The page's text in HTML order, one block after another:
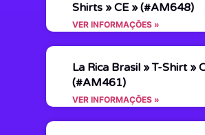
Shirts » CE » (#AM648)
VER INFORMAÇÕES »
La Rica Brasil » T-Shirt »
(#AM461)
VER INFORMAÇÕES »